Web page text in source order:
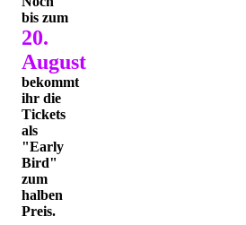
bis zum
20.
August
bekommt
ihr die
Tickets
als
"Early
Bird"
zum
halben
Preis.